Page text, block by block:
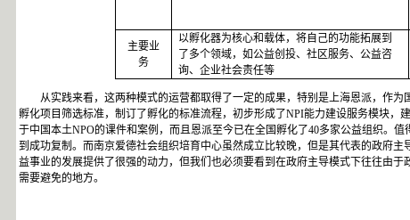
主要业
务
以孵化器为核心和载体，将自己的功能拓展到
了多个领域，如公益创投、社区服务、公益咨
询、企业社会责任等
从实践来看，这两种模式的运营都取得了一定的成果，特别是上海恩派，作
孵化项目筛选标准，制订了孵化的标准流程，初步形成了NPI能力建设服务模块，
于中国本土NPO的课件和案例，而且恩派至今已在全国孵化了40多家公益组织。值
到成功复制。而南京爱德社会组织培育中心虽然成立比较晚，但是其代表的政府
益事业的发展提供了很强的动力，但我们也必须要看到在政府主导模式下往往由
需要避免的地方。